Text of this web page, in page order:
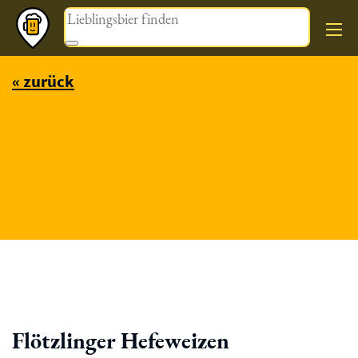
Magazin
« zurück
Flötzlinger Hefeweizen